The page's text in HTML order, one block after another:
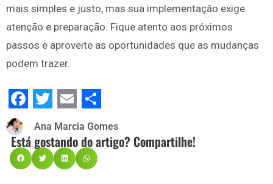
mais simples e justo, mas sua implementação exige
atenção e preparação. Fique atento aos próximos
passos e aproveite as oportunidades que as mudanças
podem trazer.
Facebook
Twitter
Email
Share
Ana Marcia Gomes
Está gostando do artigo? Compartilhe!